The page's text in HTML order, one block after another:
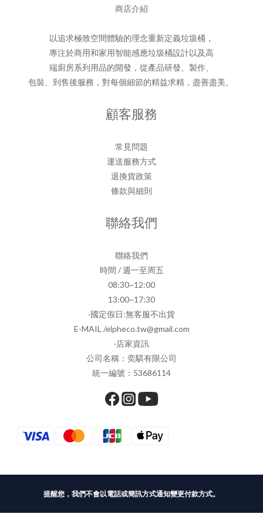
商店介紹
以追求極致空間體驗的理念重新定義垃圾桶，
專注於商用和家用智能感應垃圾桶設計以及高
端廚房系列用品的開發，從產品研發、製作、
包裝、到售後服務，對每個細節的精益求精，盡善盡美。
顧客服務
常見問題
運送服務方式
退換貨政策
條款與細則
聯絡我們
聯絡我們
時間 / 週一至周五
08:30~12:00
13:00~17:30
‧國定假日:無客服不出貨
E-MAIL /elpheco.tw@gmail.com
‧店家資訊
公司名稱：奕騏有限公司
統一編號：53686114
提醒您，我們不會以電話或簡訊方式通知變更付款方式。